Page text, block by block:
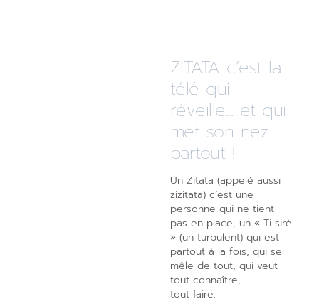
ZITATA c’est la
télé qui
réveille... et qui
met son nez
partout !
Un Zitata (appelé aussi
zizitata) c’est une
personne qui ne tient
pas en place, un « Ti sirè
» (un turbulent) qui est
partout à la fois, qui se
mêle de tout, qui veut
tout connaître,
tout faire.